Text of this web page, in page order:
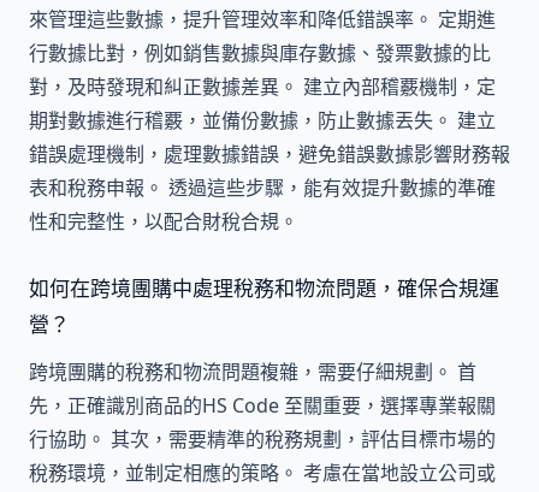
來管理這些數據，提升管理效率和降低錯誤率。 定期進
行數據比對，例如銷售數據與庫存數據、發票數據的比
對，及時發現和糾正數據差異。 建立內部稽覈機制，定
期對數據進行稽覈，並備份數據，防止數據丟失。 建立
錯誤處理機制，處理數據錯誤，避免錯誤數據影響財務報
表和稅務申報。 透過這些步驟，能有效提升數據的準確
性和完整性，以配合財稅合規。
如何在跨境團購中處理稅務和物流問題，確保合規運
營？
跨境團購的稅務和物流問題複雜，需要仔細規劃。 首
先，正確識別商品的HS Code 至關重要，選擇專業報關
行協助。 其次，需要精準的稅務規劃，評估目標市場的
稅務環境，並制定相應的策略。 考慮在當地設立公司或